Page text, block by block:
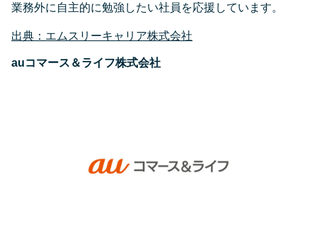
業務外に自主的に勉強したい社員を応援しています。
出典：エムスリーキャリア株式会社
auコマース＆ライフ株式会社